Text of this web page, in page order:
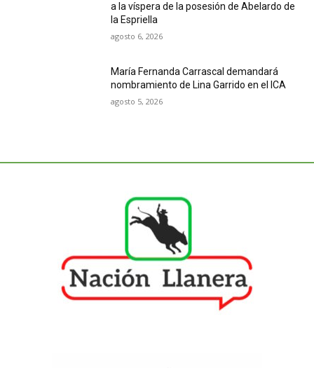
a la víspera de la posesión de Abelardo de
la Espriella
agosto 6, 2026
María Fernanda Carrascal demandará
nombramiento de Lina Garrido en el ICA
agosto 5, 2026